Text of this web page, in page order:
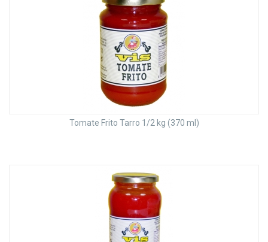
Tomate Frito Tarro 1/2 kg (370 ml)